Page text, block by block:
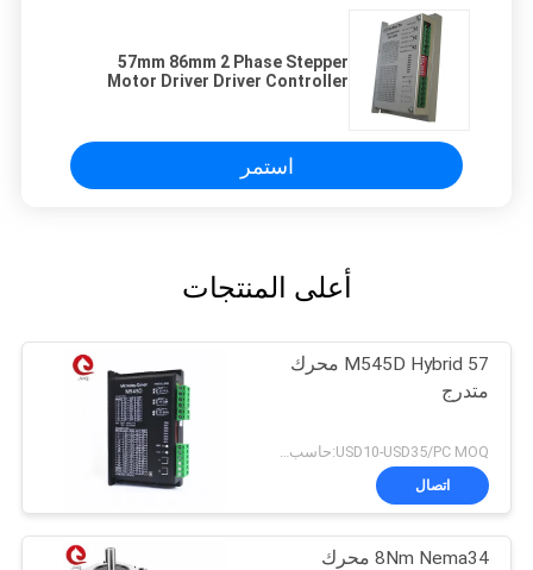
57mm 86mm 2 Phase Stepper
Motor Driver Driver Controller
استمر
أعلى المنتجات
M545D Hybrid 57 محرك
متدرج
USD10-USD35/PC MOQ:حاسب شخصي 1
اتصال
8Nm Nema34 محرك